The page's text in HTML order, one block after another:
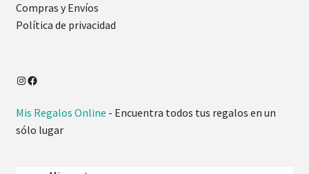
Compras y Envíos
Política de privacidad
Mis Regalos Online - Encuentra todos tus regalos en un
sólo lugar